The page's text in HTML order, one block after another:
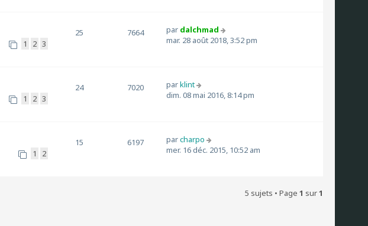
1 2 3
25 7664 par dalchmad
mar. 28 août 2018, 3:52 pm
1 2 3
24 7020 parklint
dim. 08 mai 2016, 8:14 pm
1 2
15 6197 parcharpo
mer. 16 déc. 2015, 10:52 am
5 sujets • Page 1 sur1